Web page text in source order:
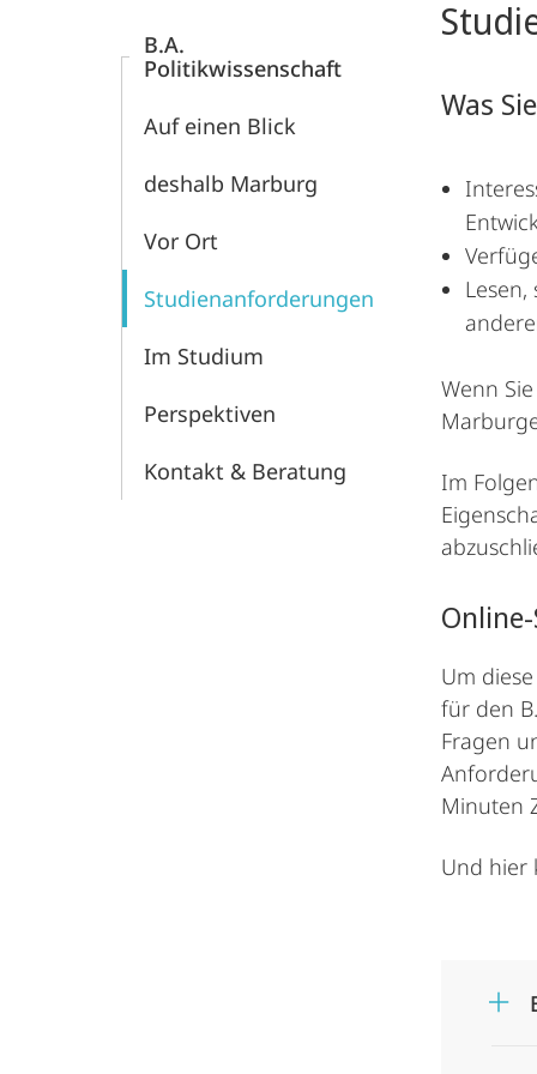
B.A.
Politikwissenschaft
Auf einen Blick
deshalb Marburg
Vor Ort
Studien­anforderungen
Im Studium
Perspektiven
Kontakt & Beratung
Was
Wenn
Im
Um
für den
Fragen
Minuten
Und hier